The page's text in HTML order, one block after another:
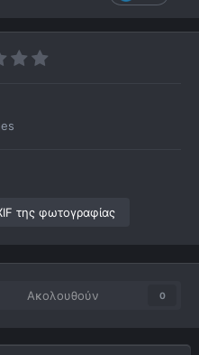
της φωτογραφίας
Ακολουθούν 0